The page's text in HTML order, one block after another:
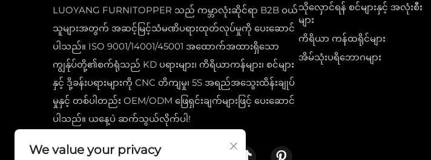
LUOYANG FURNITOPPER သည် ကမ္ဘာလုံးဆိုင်ရာ B2B ဝယ်
သူများအတွက် အဆင့်မြင့်သံမဏိပရားထုတ်လုပ်မှုကို ပေးဆောင်
ပါသည်။ ISO 9001/14001/45001 အထောက်အထားရှိသော
ကျွန်ုပ်တို့၏စက်ရုံသည် KD ပရားများ၊ ကိရိယာကန်များ၊ စင်များ
နှင့် ဒို့ခန်းပရားများကို CNC တိကျမှု၊ 5S အရည်အသွေးထိန်းချုပ်
မှုနှင့် တစ်ပါတည်း OEM/ODM ဖြေရှင်းချက်များဖြင့် ပေးဆောင်
ပါသည်။ ယနေ့ပဲ ဆက်သွယ်လိုက်ပါ!
သိုလှောင်ရန် စင်များနှင့် အလုံးစီး
များ
ကိရိယာ ကန်ထရိုင်များ
အိမ်သုံးပရိဘောဂများ
We value your privacy